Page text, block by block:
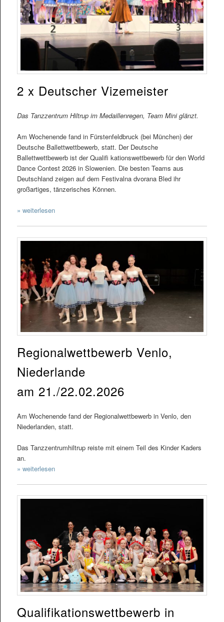
2 x Deutscher Vizemeister
Das Tanzzentrum Hiltrup im Medaillenregen, Team Mini glänzt.
Am Wochenende fand in Fürstenfeldbruck (bei München) der
Deutsche Ballettwettbewerb, statt. Der Deutsche
Ballettwettbewerb ist der Qualifi kationswettbewerb für den World
Dance Contest 2026 in Slowenien. Die besten Teams aus
Deutschland zeigen auf dem Festivalna dvorana Bled ihr
großartiges, tänzerisches Können.
» weiterlesen
Regionalwettbewerb Venlo,
Niederlande
am 21./22.02.2026
Am Wochenende fand der Regionalwettbewerb in Venlo, den
Niederlanden, statt.
Das Tanzzentrumhiltrup reiste mit einem Teil des Kinder Kaders
an.
» weiterlesen
Qualifikationswettbewerb in